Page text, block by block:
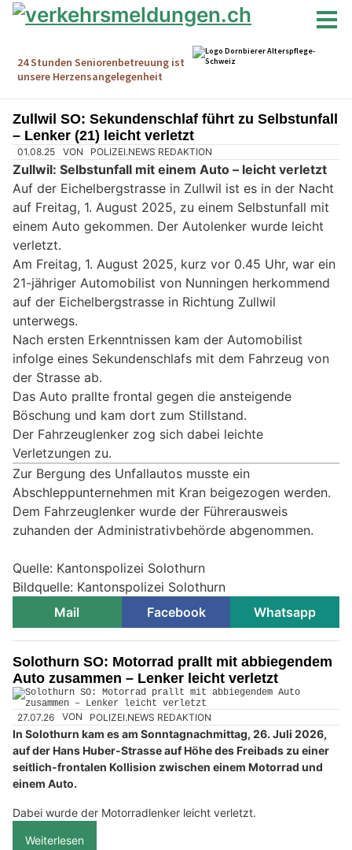
Zullwil SO: Sekundenschlaf führt zu Selbstunfall
– Lenker (21) leicht verletzt
01.08.25 VON POLIZEI.NEWS REDAKTION
Zullwil: Selbstunfall mit einem Auto – leicht verletzt
Auf der Eichelbergstrasse in Zullwil ist es in der Nacht
auf Freitag, 1. August 2025, zu einem Selbstunfall mit
einem Auto gekommen. Der Autolenker wurde leicht
verletzt.
Am Freitag, 1. August 2025, kurz vor 0.45 Uhr, war ein
21-jähriger Automobilist von Nunningen herkommend
auf der Eichelbergstrasse in Richtung Zullwil
unterwegs.
Nach ersten Erkenntnissen kam der Automobilist
infolge eines Sekundenschlafs mit dem Fahrzeug von
der Strasse ab.
Das Auto prallte frontal gegen die ansteigende
Böschung und kam dort zum Stillstand.
Der Fahrzeuglenker zog sich dabei leichte
Verletzungen zu.
Zur Bergung des Unfallautos musste ein
Abschleppunternehmen mit Kran beigezogen werden.
Dem Fahrzeuglenker wurde der Führerausweis
zuhanden der Administrativbehörde abgenommen.
Quelle: Kantonspolizei Solothurn
Bildquelle: Kantonspolizei Solothurn
Mail
Facebook Whatsapp
Solothurn SO: Motorrad prallt mit abbiegendem
Auto zusammen – Lenker leicht verletzt
27.07.26 VON POLIZEI.NEWS REDAKTION
In Solothurn kam es am Sonntagnachmittag, 26. Juli 2026,
auf der Hans Huber-Strasse auf Höhe des Freibads zu einer
seitlich-frontalen Kollision zwischen einem Motorrad und
einem Auto.
Dabei wurde der Motorradlenker leicht verletzt.
Weiterlesen